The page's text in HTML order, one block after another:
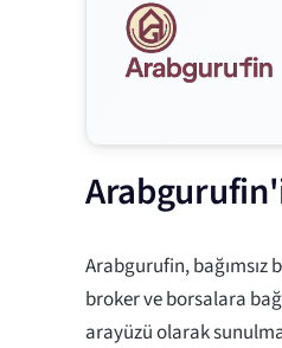
Arabgurufin, bağımsız
broker ve borsalara
arayüzü olarak